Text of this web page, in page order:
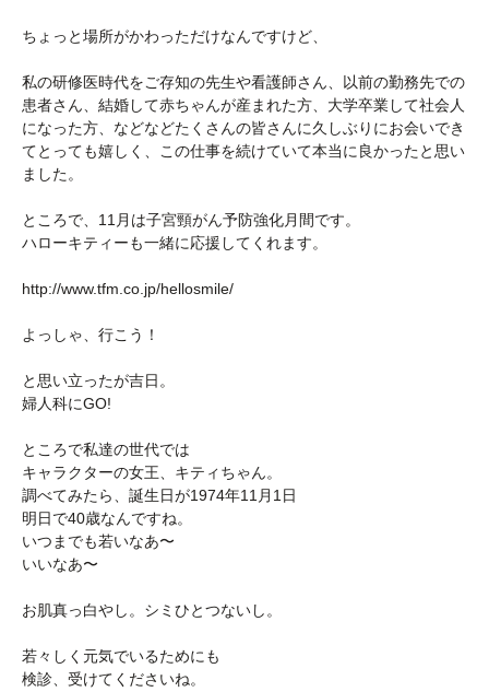
ちょっと場所がかわっただけなんですけど、
私の研修医時代をご存知の先生や看護師さん、以前の勤務先での
患者さん、結婚して赤ちゃんが産まれた方、大学卒業して社会人
になった方、などなどたくさんの皆さんに久しぶりにお会いでき
てとっても嬉しく、この仕事を続けていて本当に良かったと思い
ました。
ところで、11月は子宮頸がん予防強化月間です。
ハローキティーも一緒に応援してくれます。
http://www.tfm.co.jp/hellosmile/
よっしゃ、行こう！
と思い立ったが吉日。
婦人科にGO!
ところで私達の世代では
キャラクターの女王、キティちゃん。
調べてみたら、誕生日が1974年11月1日
明日で40歳なんですね。
いつまでも若いなあ〜
いいなあ〜
お肌真っ白やし。シミひとつないし。
若々しく元気でいるためにも
検診、受けてくださいね。